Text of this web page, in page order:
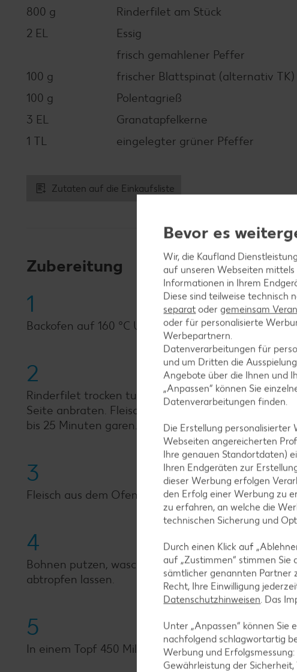
800 g
Rinderfilet am Stück
2 EL
Essig
frisch gemahlener Peffer
100 g
frischer Blattspinat (alternativ TK)
100 g
Polentagrieß
3 EL
Granatapfelkerne
1 TL
eingelegter grüner Pfeffer
Zutaten auf die Einkaufsliste
Zubereitung
1
Backofen auf 160 °C Umluft vorheizen.
2
Rinderfilet trocken tupfen und mit Pfeffer würzen.
Seite anbraten. Fleisch aus der Pfanne nehmen,
bis 25 Minuten garen. Pfanne beiseitestellen.
3
Fleisch aus dem Ofen nehmen, in Alufolie wickeln
4
Bohnen putzen, waschen und in Salzwasser 10
abtropfen lassen.
5
In einem Topf 450 Milliliter Brühe aufkochen, Grieß
Bevor es
Wir, die Kaufland
auf unseren Webseiten
Informationen in Ihrem
Diese sind teilweise technisch
separat oder gemeinsam
oder für personalisierte
Werbepartnern.
Datenverarbeitungen für
und um Dritten die
Angebote über die Ihnen und
„Anpassen“ können Sie
Datenverarbeitungen finden.
Die Erstellung
Webseiten angereicherten
Ihre genauen Standortdaten)
Ihren Endgeräten zur
dieser Werbung erfolgen
den Erfolg einer Werbung zu
zu erfahren, an welche die
technischen Sicherung und
Durch einen Klick auf
auf „Zustimmen“ stimmen
sämtlicher genannten Partner
Recht, Ihre Einwilligung
Datenschutzhinweisen. Das
Unter „Anpassen“ können Sie
nachfolgend schlagwortartig
Werbung und Erfolgsmessung:
Gewährleistung der